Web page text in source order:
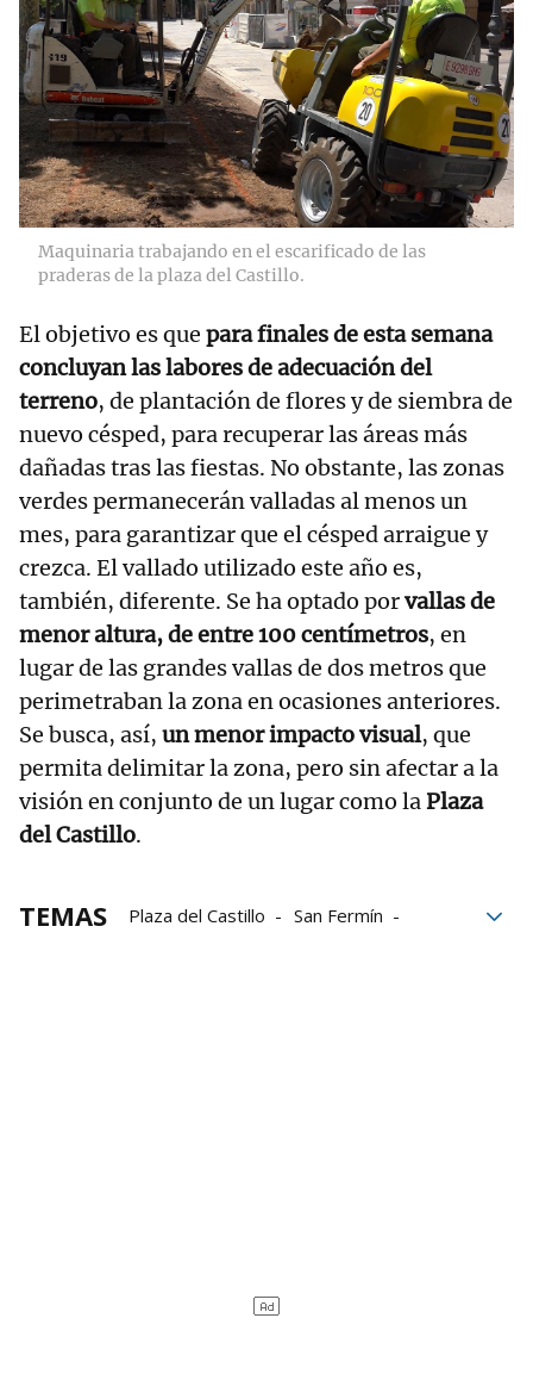
Maquinaria trabajando en el escarificado de las
praderas de la plaza del Castillo.
El objetivo es que para finales de esta semana
concluyan las labores de adecuación del
terreno, de plantación de flores y de siembra de
nuevo césped, para recuperar las áreas más
dañadas tras las fiestas. No obstante, las zonas
verdes permanecerán valladas al menos un
mes, para garantizar que el césped arraigue y
crezca. El vallado utilizado este año es,
también, diferente. Se ha optado porvallas de
menor altura, de entre 100 centímetros, en
lugar de las grandes vallas de dos metros que
perimetraban la zona en ocasiones anteriores.
Se busca, así, un menor impacto visual, que
permita delimitar la zona, pero sin afectar a la
visión en conjunto de un lugar como laPlaza
del Castillo.
TEMAS Plaza del Castillo
San Fermín